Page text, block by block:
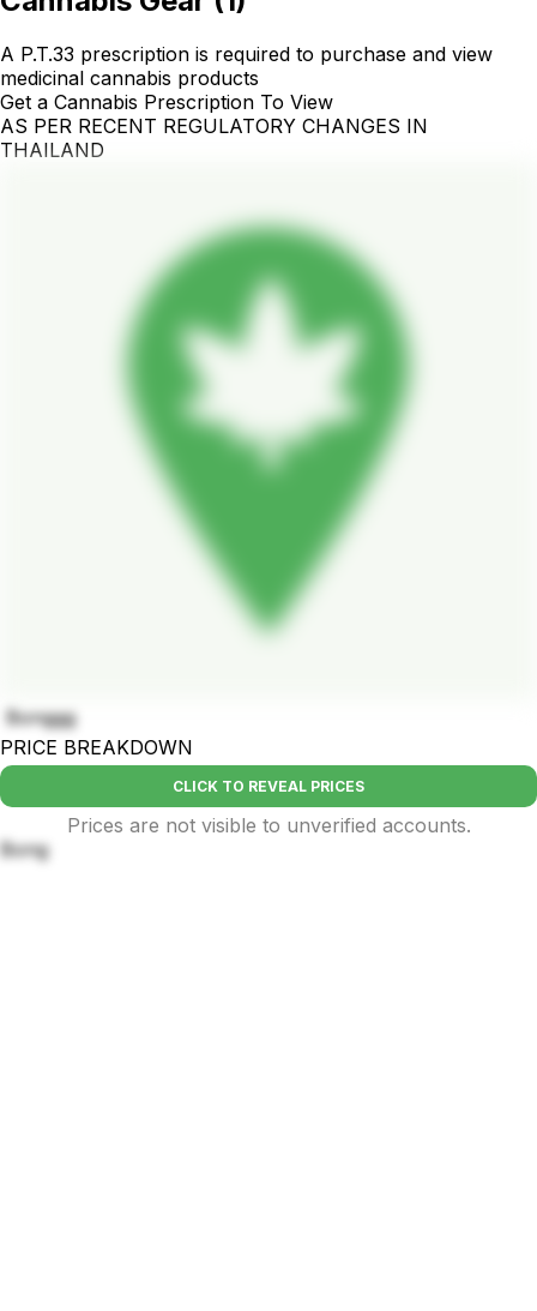
A P.T.33 prescription is required to purchase and view
medicinal cannabis products
Get a Cannabis Prescription To View
AS PER RECENT REGULATORY CHANGES IN
THAILAND
Bonggg
PRICE BREAKDOWN
CLICK TO REVEAL PRICES
Prices are not visible to unverified accounts.
Bong